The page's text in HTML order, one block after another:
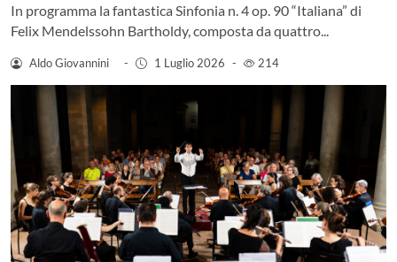
In programma la fantastica Sinfonia n. 4 op. 90 “Italiana” di
Felix Mendelssohn Bartholdy, composta da quattro...
Aldo Giovannini - 1 Luglio 2026 - 214